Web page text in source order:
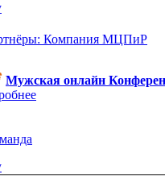
Компания МЦПиР
Мужская онлайн